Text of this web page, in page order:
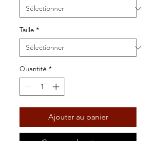
Taille *
Quantité *
Ajouter au panier